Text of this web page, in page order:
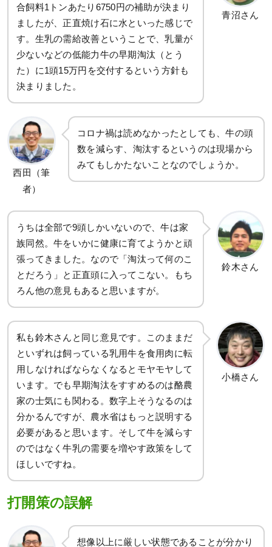
合飼料1トンあたり6750円の補助が決まり
ましたが、正直焼け石に水といった感じで
す。生乳の需給改善ということで、乳量が
少ないなどの低能力牛の早期淘汰（とう
た）に1頭15万円を交付するという方針も
決まりました。
青沼さん
西田（筆
者）
コロナ禍は読めなかったとしても、牛の頭
数を減らす、淘汰するというのは現場から
みてもしかたないことなのでしょうか。
うちは全部で9頭しかいないので、牛は家
族同然。牛をいかに健康に育てようかと頑
張ってきました。なので「淘汰って何のこ
とだろう」と正直頭に入ってこない。もち
ろん他の意見もあると思いますが。
鈴木さん
私も鈴木さんと同じ意見です。このままだ
といずれは飼っている乳用牛を食用肉に転
用しなければならなくなるとモヤモヤして
います。でも早期淘汰をすすめるのは酪農
家の士気にも関わる。数字上そうなるのは
分かるんですが、農水省はもっと説明する
必要があると思います。そして牛を減らす
のではなく牛乳の需要を増やす政策をして
ほしいですね。
小橋さん
打開策の誤解
想像以上に厳しい状態であることが分かり